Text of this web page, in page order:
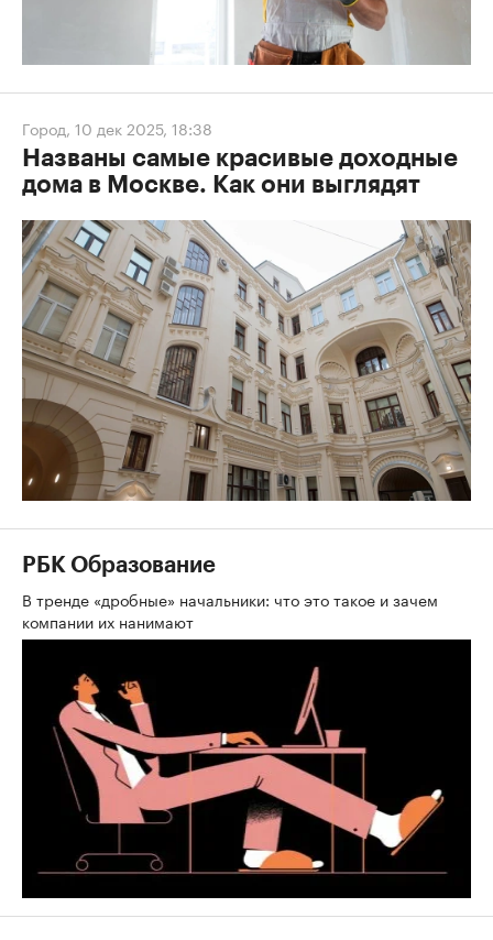
Город, 10 дек 2025, 18:38
Названы самые красивые доходные
дома в Москве. Как они выглядят
РБК Образование
В тренде «дробные» начальники: что это такое и зачем
компании их нанимают